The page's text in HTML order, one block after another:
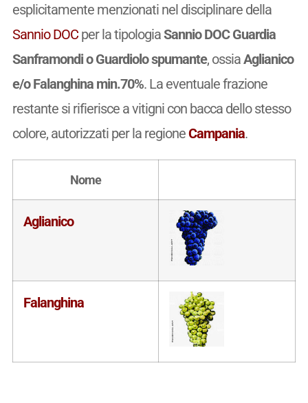
esplicitamente menzionati nel disciplinare della
Sannio DOCper la tipologiaSannio DOC Guardia
Sanframondi o Guardiolo spumante, ossiaAglianico
e/o Falanghina min.70%. La eventuale frazione
restante si rifierisce a vitigni con bacca dello stesso
colore, autorizzati per la regioneCampania.
Nome
Aglianico
Falanghina